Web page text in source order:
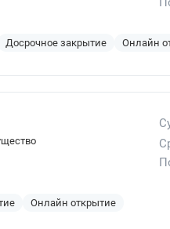
Досрочное закрытие Онлайн
Онлайн открытие